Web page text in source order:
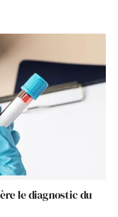
le diagnostic du